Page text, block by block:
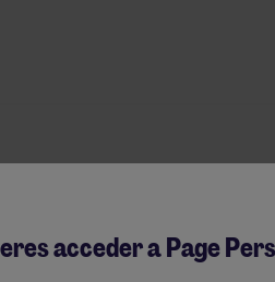
acceder a Page